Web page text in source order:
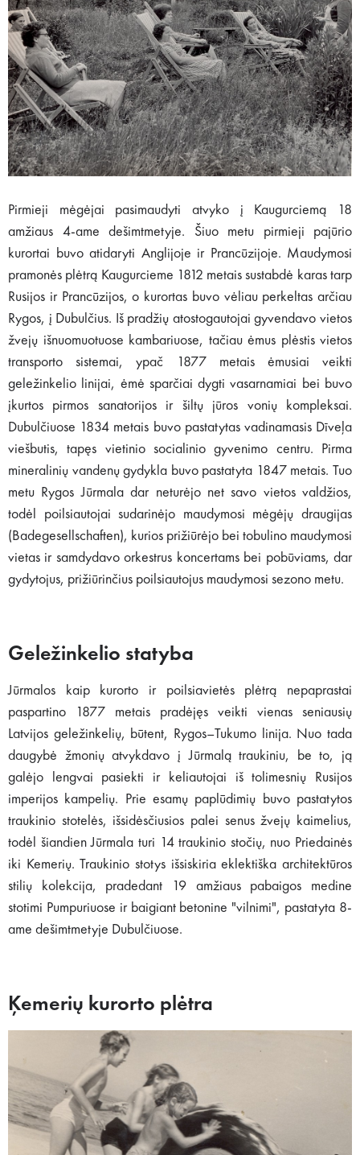
Pirmieji mėgėjai pasimaudyti atvyko į Kaugurciemą 18
amžiaus 4-ame dešimtmetyje. Šiuo metu pirmieji pajūrio
kurortai buvo atidaryti Anglijoje ir Prancūzijoje. Maudymosi
pramonės plėtrą Kaugurcieme 1812 metais sustabdė karas tarp
Rusijos ir Prancūzijos, o kurortas buvo vėliau perkeltas arčiau
Rygos, į Dubulčius. Iš pradžių atostogautojai gyvendavo vietos
žvejų išnuomuotuose kambariuose, tačiau ėmus plėstis vietos
transporto sistemai, ypač 1877 metais ėmusiai veikti
geležinkelio linijai, ėmė sparčiai dygti vasarnamiai bei buvo
įkurtos pirmos sanatorijos ir šiltų jūros vonių kompleksai.
Dubulčiuose 1834 metais buvo pastatytas vadinamasis Dīveļa
viešbutis, tapęs vietinio socialinio gyvenimo centru. Pirma
mineralinių vandenų gydykla buvo pastatyta 1847 metais. Tuo
metu Rygos Jūrmala dar neturėjo net savo vietos valdžios,
todėl poilsiautojai sudarinėjo maudymosi mėgėjų draugijas
(Badegesellschaften), kurios prižiūrėjo bei tobulino maudymosi
vietas ir samdydavo orkestrus koncertams bei pobūviams, dar
gydytojus, prižiūrinčius poilsiautojus maudymosi sezono metu.
Geležinkelio statyba
Jūrmalos kaip kurorto ir poilsiavietės plėtrą nepaprastai
paspartino 1877 metais pradėjęs veikti vienas seniausių
Latvijos geležinkelių, būtent, Rygos–Tukumo linija. Nuo tada
daugybė žmonių atvykdavo į Jūrmalą traukiniu, be to, ją
galėjo lengvai pasiekti ir keliautojai iš tolimesnių Rusijos
imperijos kampelių. Prie esamų paplūdimių buvo pastatytos
traukinio stotelės, išsidėsčiusios palei senus žvejų kaimelius,
todėl šiandien Jūrmala turi 14 traukinio stočių, nuo Priedainės
iki Kemerių. Traukinio stotys išsiskiria eklektiška architektūros
stilių kolekcija, pradedant 19 amžiaus pabaigos medine
stotimi Pumpuriuose ir baigiant betonine "vilnimi", pastatyta 8-
ame dešimtmetyje Dubulčiuose.
Ķemerių kurorto plėtra